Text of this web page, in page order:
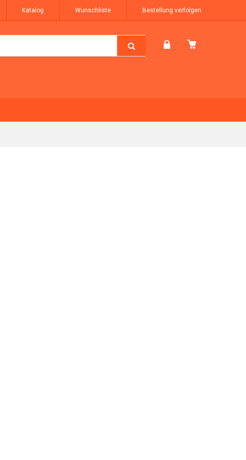
Katalog Wunschliste Bestellung verfolgen